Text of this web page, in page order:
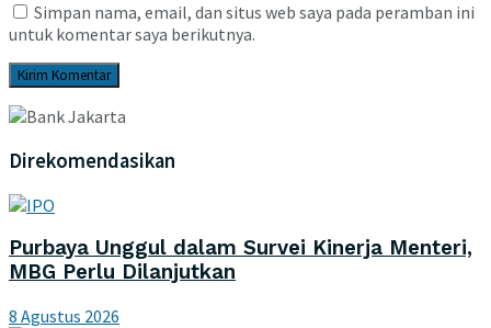
Simpan nama, email, dan situs web saya pada peramban ini
untuk komentar saya berikutnya.
Direkomendasikan
Purbaya Unggul dalam Survei Kinerja Menteri,
MBG Perlu Dilanjutkan
8 Agustus 2026